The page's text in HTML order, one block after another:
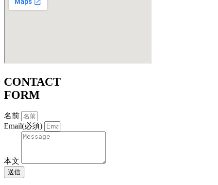
CONTACT
FORM
名前
Email(必須)
本文
送信